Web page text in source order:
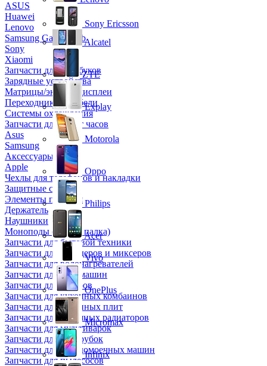
ASUS
Huawei
Lenovo
Samsung Galaxy Tab
Sony
Xiaomi
Запчасти для ноутбуков
Зарядные устройства
Матрицы/экраны/дисплеи
Переходники и кабели
Системы охлаждения
Запчасти для смарт часов
Asus
Samsung
Аксессуары
Apple
Чехлы для телефонов и накладки
Защитные стекла
Элементы питания
Держатель
Наушники
Моноподы (Селфи палка)
Запчасти для бытовой техники
Запчасти для блендеров и миксеров
Запчасти для водонагревателей
Запчасти для кофемашин
Запчасти для кулеров
Запчасти для кухонных комбаинов
Запчасти для кухонных плит
Запчасти для масляных радиаторов
Запчасти для мультиварок
Запчасти для мясорубок
Запчасти для посудомоечных машин
Запчасти для пылесосов
Sony Ericsson
Alcatel
ZTE
Explay
Motorola
Oppo
Philips
Acer
Vivo
OnePlus
Micromax
Infinix